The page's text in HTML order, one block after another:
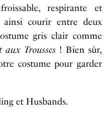
respirante et
ainsi courir entre deux
gris clair comme
Trousses ! Bien sûr,
costume pour garder
et Husbands.